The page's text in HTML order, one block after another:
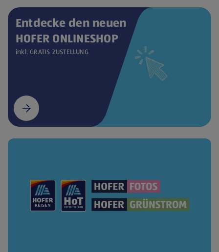
Entdecke den neuen
HOFER ONLINESHOP
inkl. GRATIS ZUSTELLUNG
(öffnet in einem neuen Tab)